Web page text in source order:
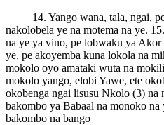
14. Yango wana, tala, ngai,
nakolobela ye na motema na ye.
na ye ya vino, pe lobwaku ya Akor
ye, pe akoyemba kuna lokola na
mokolo oyo amataki wuta na
mokolo yango, elobi Yawe, ete
okobenga ngai lisusu Nkolo (3) na
bakombo ya Babaal na monoko na
bakombo na bango